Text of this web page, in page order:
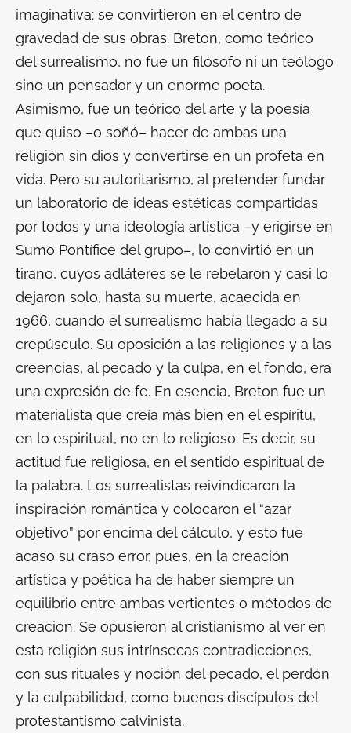
imaginativa: se convirtieron en el centro de
gravedad de sus obras. Breton, como teórico
del surrealismo, no fue un filósofo ni un teólogo
sino un pensador y un enorme poeta.
Asimismo, fue un teórico del arte y la poesía
que quiso –o soñó– hacer de ambas una
religión sin dios y convertirse en un profeta en
vida. Pero su autoritarismo, al pretender fundar
un laboratorio de ideas estéticas compartidas
por todos y una ideología artística –y erigirse en
Sumo Pontífice del grupo–, lo convirtió en un
tirano, cuyos adláteres se le rebelaron y casi lo
dejaron solo, hasta su muerte, acaecida en
1966, cuando el surrealismo había llegado a su
crepúsculo. Su oposición a las religiones y a las
creencias, al pecado y la culpa, en el fondo, era
una expresión de fe. En esencia, Breton fue un
materialista que creía más bien en el espíritu,
en lo espiritual, no en lo religioso. Es decir, su
actitud fue religiosa, en el sentido espiritual de
la palabra. Los surrealistas reivindicaron la
inspiración romántica y colocaron el “azar
objetivo” por encima del cálculo, y esto fue
acaso su craso error, pues, en la creación
artística y poética ha de haber siempre un
equilibrio entre ambas vertientes o métodos de
creación. Se opusieron al cristianismo al ver en
esta religión sus intrínsecas contradicciones,
con sus rituales y noción del pecado, el perdón
y la culpabilidad, como buenos discípulos del
protestantismo calvinista.